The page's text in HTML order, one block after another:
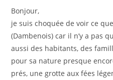
Bonjour,
je suis choquée de voir ce
(Dambenois) car il n’y a pas
aussi des habitants, des
pour sa nature presque
prés, une grotte aux fées